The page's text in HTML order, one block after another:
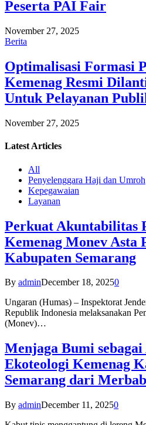
Peserta PAI Fair
November 27, 2025
Berita
Optimalisasi Formasi
Kemenag Resmi
Untuk Pelayanan
November 27, 2025
Latest Articles
All
Penyelenggara Haji dan Umroh
Kepegawaian
Layanan
Perkuat Akuntabilitas
Kemenag Monev Asta
Kabupaten Semarang
By adminDecember 18, 20250
Ungaran (Humas) – Inspektorat
Republik Indonesia melaksanakan
(Monev)…
Menjaga Bumi
Ekoteologi Kemenag
Semarang dari
By adminDecember 11, 20250